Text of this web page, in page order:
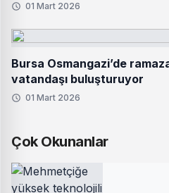
01 Mart 2026
Bursa Osmangazi’de
vatandaşı buluşturuyor
01 Mart 2026
Çok Okunanlar